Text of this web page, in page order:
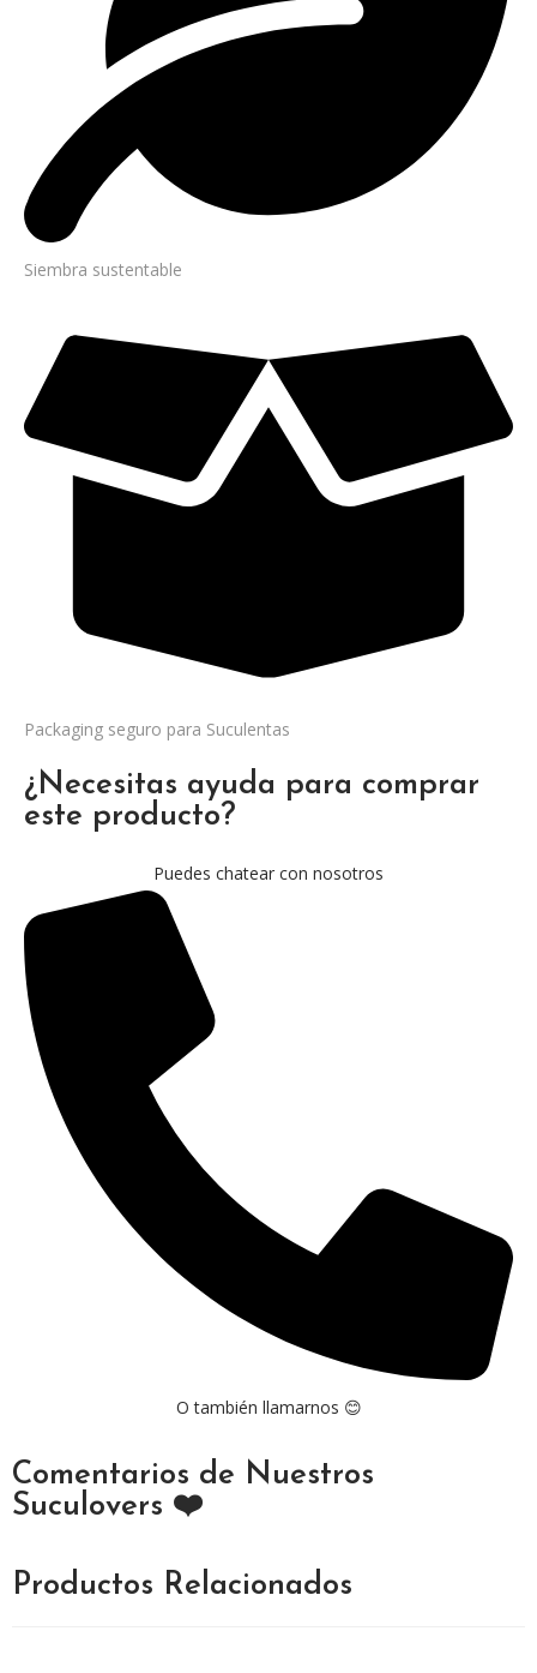
Siembra sustentable
Packaging seguro para Suculentas
¿Necesitas ayuda para comprar
este producto?
Puedes chatear con nosotros
O también llamarnos 😊
Comentarios de Nuestros
Suculovers ❤️
Productos Relacionados